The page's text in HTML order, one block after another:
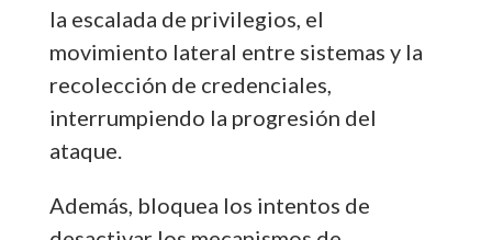
la escalada de privilegios, el
movimiento lateral entre sistemas y la
recolección de credenciales,
interrumpiendo la progresión del
ataque.
Además, bloquea los intentos de